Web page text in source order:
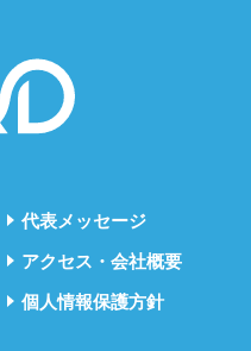
代表メッセージ
アクセス・会社概要
個人情報保護方針